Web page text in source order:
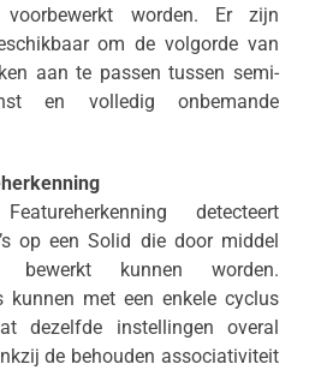
voorbewerkt worden. Er zijn
om de volgorde van
aan te passen tussen semi-
en volledig onbemande
detecteert
op een Solid die door middel
bewerkt kunnen worden.
kunnen met een enkele cyclus
dezelfde instellingen overal
de behouden associativiteit